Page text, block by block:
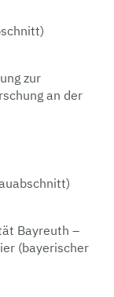
zur
an der
Bayreuth –
(bayerischer